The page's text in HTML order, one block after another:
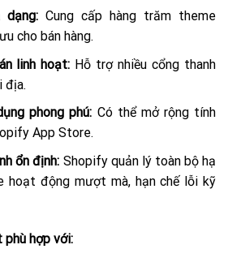
Cung cấp hàng trăm theme
cho bán hàng.
linh hoạt: Hỗ trợ nhiều cổng thanh
địa.
phong phú: Có thể mở rộng tính
App Store.
ổn định: Shopify quản lý toàn bộ hạ
hoạt động mượt mà, hạn chế lỗi kỹ
phù hợp với: